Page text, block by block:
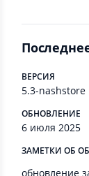
ВЕРСИЯ
5.3-nashstore
ОБНОВЛЕНИЕ
6 июля 2025
ЗАМЕТКИ ОБ
обновление